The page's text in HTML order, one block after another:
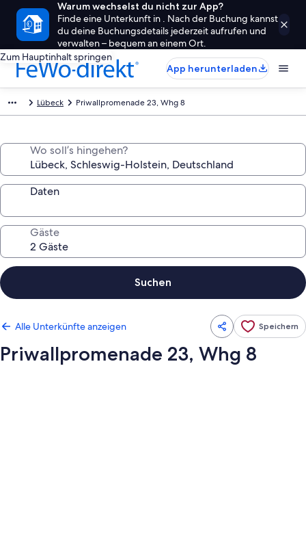
Warum wechselst du nicht zur App?
Finde eine Unterkunft in . Nach der Buchung kannst
du deine Buchungsdetails jederzeit aufrufen und
verwalten – bequem an einem Ort.
Zum Hauptinhalt springen
App herunterladen
Lübeck Priwallpromenade 23, Whg 8
Wo soll’s hingehen?
Daten
Gäste
Suchen
Alle Unterkünfte anzeigen Speichern
Priwallpromenade 23, Whg 8